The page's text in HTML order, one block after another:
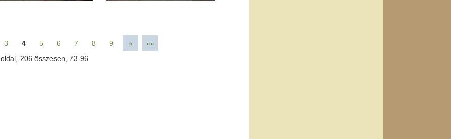
3 4 5 6 7 8 9 »
»»
oldal, 206 összesen, 73-96